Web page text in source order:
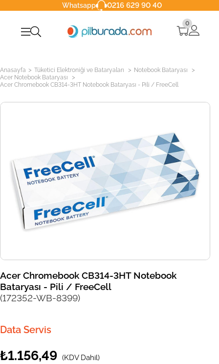
Whatsapp 0216 629 90 40
0
Anasayfa > Tüketici Elektroniği ve Bataryaları > Notebook Bataryası >
Acer Notebook Bataryası >
Acer Chromebook CB314-3HT Notebook Bataryası - Pili / FreeCell
Acer Chromebook CB314-3HT Notebook
Bataryası - Pili / FreeCell
(172352-WB-8399)
Data Servis
₺1.156,49 (KDV Dahil)